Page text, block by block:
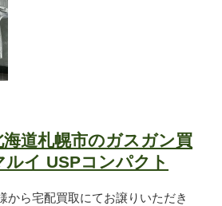
海道札幌市のガスガン買
ルイ USPコンパクト
から宅配買取にてお譲りいただき